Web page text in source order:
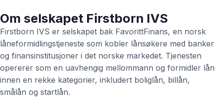
Om selskapet Firstborn IVS
Firstborn IVS er selskapet bak FavorittFinans, en norsk
låneformidlingstjeneste som kobler lånsøkere med banker
og finansinstitusjoner i det norske markedet. Tjenesten
opererer som en uavhengig mellommann og formidler lån
innen en rekke kategorier, inkludert boliglån, billån,
smålån og startlån.